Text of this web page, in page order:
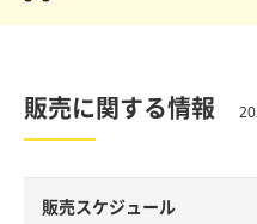
販売に関する情報
販売スケジュール